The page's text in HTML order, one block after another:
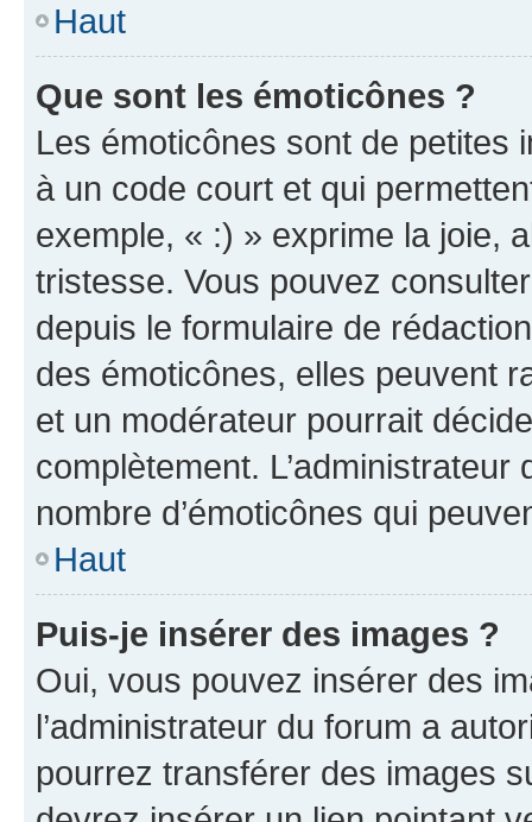
Haut
Que sont les émoticônes ?
Les émoticônes sont de petites
à un code court et qui
exemple, « :) » exprime la joie,
tristesse. Vous pouvez
depuis le formulaire de
des émoticônes, elles peuvent
et un modérateur pourrait
complètement.
nombre d’émoticônes qui
Haut
Puis-je insérer des images ?
Oui, vous pouvez insérer des
l’administrateur du forum a
pourrez transférer des images